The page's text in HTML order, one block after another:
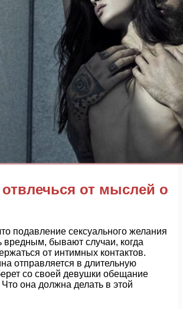
от мыслей о
подавление сексуального желания
вредным, бывают случаи, когда
от интимных контактов.
отправляется в длительную
со своей девушки обещание
она должна делать в этой